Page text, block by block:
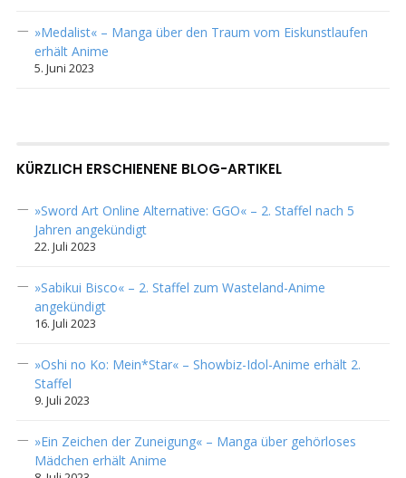
»Medalist« – Manga über den Traum vom Eiskunstlaufen
erhält Anime
5. Juni 2023
KÜRZLICH ERSCHIENENE BLOG-ARTIKEL
»Sword Art Online Alternative: GGO« – 2. Staffel nach 5
Jahren angekündigt
22. Juli 2023
»Sabikui Bisco« – 2. Staffel zum Wasteland-Anime
angekündigt
16. Juli 2023
»Oshi no Ko: Mein*Star« – Showbiz-Idol-Anime erhält 2.
Staffel
9. Juli 2023
»Ein Zeichen der Zuneigung« – Manga über gehörloses
Mädchen erhält Anime